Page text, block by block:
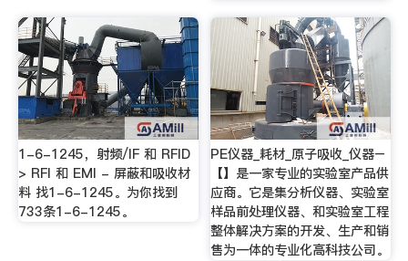
1-6-1245，射频/IF 和 RFID
> RFI 和 EMI - 屏蔽和吸收材
料 找1-6-1245。为你找到
733条1-6-1245。
PE仪器_耗材_原子吸收_仪器–
【】是一家专业的实验室产品供
应商。它是集分析仪器、实验室
样品前处理仪器、和实验室工程
整体解决方案的开发、生产和销
售为一体的专业化高科技公司。